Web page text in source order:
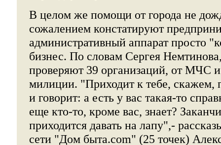
В целом же помощи от города не
сожалением констатируют
административный аппарат просто
бизнес. По словам Сергея
проверяют 39 организаций, от МЧС
милиции. "Приходит к тебе, скажем,
и говорит: а есть у вас такая-то
еще кто-то, кроме вас, знает?
приходится давать на лапу",-
сети "Дом быта.com" (25 точек)